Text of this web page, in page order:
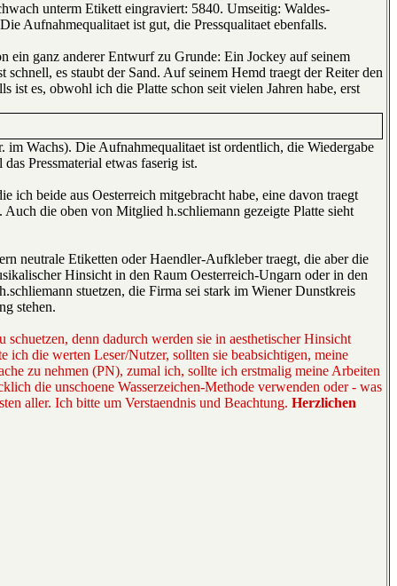
unterm Etikett eingraviert: 5840. Umseitig: Waldes-
Aufnahmequalitaet ist gut, die Pressqualitaet ebenfalls.
ein ganz anderer Entwurf zu Grunde: Ein Jockey auf seinem
es staubt der Sand. Auf seinem Hemd traegt der Reiter den
es, obwohl ich die Platte schon seit vielen Jahren habe, erst
Wachs). Die Aufnahmequalitaet ist ordentlich, die Wiedergabe
Pressmaterial etwas faserig ist.
beide aus Oesterreich mitgebracht habe, eine davon traegt
die oben von Mitglied h.schliemann gezeigte Platte sieht
neutrale Etiketten oder Haendler-Aufkleber traegt, die aber die
Hinsicht in den Raum Oesterreich-Ungarn oder in den
stuetzen, die Firma sei stark im Wiener Dunstkreis
stehen.
denn dadurch werden sie in aesthetischer Hinsicht
die werten Leser/Nutzer, sollten sie beabsichtigen, meine
zu nehmen (PN), zumal ich, sollte ich erstmalig meine Arbeiten
die unschoene Wasserzeichen-Methode verwenden oder - was
aller. Ich bitte um Verstaendnis und Beachtung. Herzlichen